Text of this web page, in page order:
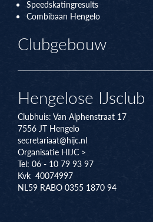
Speedskatingresults
Combibaan Hengelo
Clubgebouw
Hengelose IJsclub
Clubhuis: Van Alphenstraat 17
7556 JT Hengelo
secretariaat@hijc.nl
Organisatie HIJC >
Tel: 06 - 10 79 93 97
Kvk 40074997
NL59 RABO 0355 1870 94